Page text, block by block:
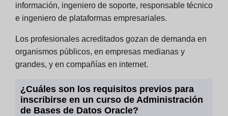
información, ingeniero de soporte, responsable técnico
e ingeniero de plataformas empresariales.
Los profesionales acreditados gozan de demanda en
organismos públicos, en empresas medianas y
grandes, y en compañías en internet.
¿Cuáles son los requisitos previos para
inscribirse en un curso de Administración
de Bases de Datos Oracle?